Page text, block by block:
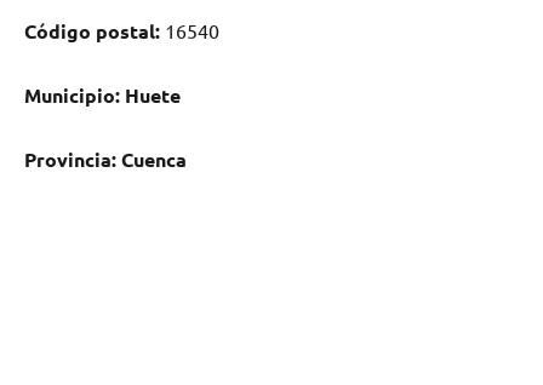
Código postal: 16540
Municipio: Huete
Provincia:Cuenca